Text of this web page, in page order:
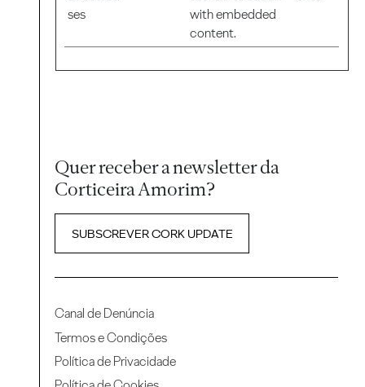
ses
with embedded
content.
Quer receber a newsletter da
Corticeira Amorim?
SUBSCREVER CORK UPDATE
Canal de Denúncia
Termos e Condições
Política de Privacidade